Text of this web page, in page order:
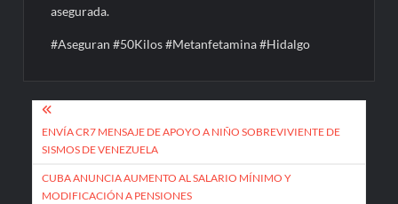
asegurada.
#Aseguran #50Kilos #Metanfetamina #Hidalgo
Navegación
de
entradas
ENVÍA CR7 MENSAJE DE APOYO A NIÑO SOBREVIVIENTE DE
SISMOS DE VENEZUELA
CUBA ANUNCIA AUMENTO AL SALARIO MÍNIMO Y
MODIFICACIÓN A PENSIONES